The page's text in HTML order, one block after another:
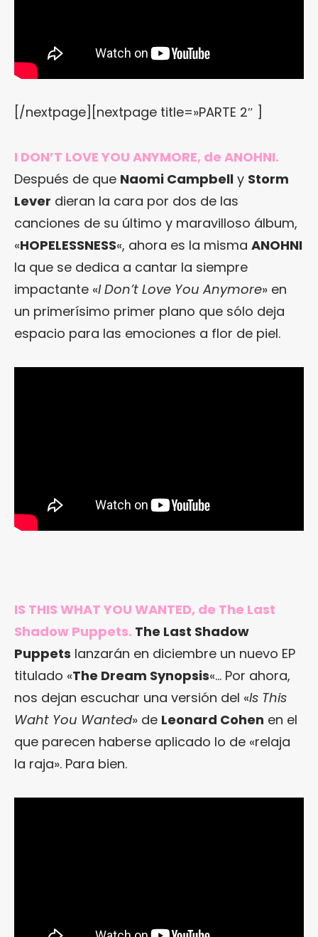
[/nextpage][nextpage title=»PARTE 2″ ]
I DON’T LOVE YOU ANYMORE, de ANOHNI.
Después de que Naomi Campbell y Storm
Lever dieran la cara por dos de las
canciones de su último y maravilloso álbum,
«HOPELESSNESS«, ahora es la misma ANOHNI
la que se dedica a cantar la siempre
impactante «I Don’t Love You Anymore» en
un primerísimo primer plano que sólo deja
espacio para las emociones a flor de piel.
IS THIS WHAT YOU WANTED, de The Last
Shadow Puppets. The Last Shadow
Puppets lanzarán en diciembre un nuevo EP
titulado «The Dream Synopsis«… Por ahora,
nos dejan escuchar una versión del «Is This
Waht You Wanted» de Leonard Cohen en el
que parecen haberse aplicado lo de «relaja
la raja». Para bien.